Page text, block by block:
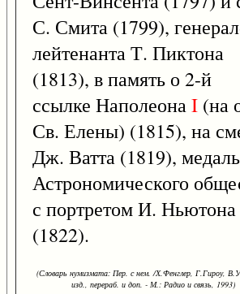
С. Смита (1799),
лейтенанта Т. Пиктона
(1813), в память о 2-й
ссылке НаполеонаI (на
Св. Елены) (1815), на
Дж. Ватта (1819), медаль
Астрономического
с портретом И. Ньютона
(1822).
(Словарь нумизмата: Пер. с нем. /Х.Фенглер, Г.Гироу,
изд., перераб. и доп. - М.: Радио и связь, 1993)